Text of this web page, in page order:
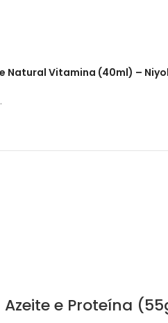
Natural Vitamina (40ml) –
e Proteína